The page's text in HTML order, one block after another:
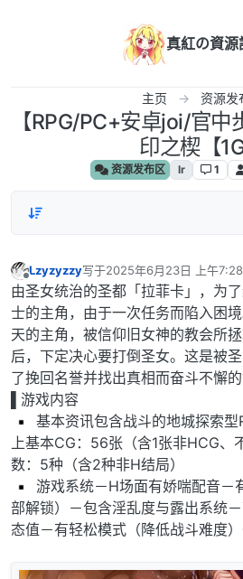
真紅の資源
主页 资源发
【RPG/PC+安卓joi/官
印之楔【1G
资源发布区 lr 1
离线
Lzyzyzzy写于2025年6月23日 上午7:28
最后由 编辑
由圣女统治的圣都「拉菲卡」，为
士的主角，由于一次任务而陷入困
天的主角，被信仰旧女神的教会所
后，下定决心要打倒圣女。这是被
了挽回名誉并找出真相而奋斗不懈
▌游戏内容
基本资讯包含战斗的地城探索
上基本CG：56张（含1张非HCG、
数：5种（含2种非H结局）
游戏系统－H场面有娇喘配音
部解锁）－包含淫乱度与露出系统
态值－有轻松模式（降低战斗难度